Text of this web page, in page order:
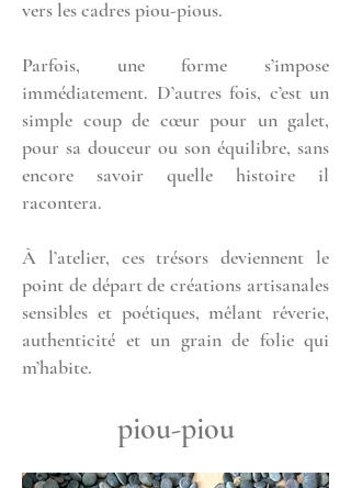
vers les cadres piou-pious.
Parfois, une forme s’impose
immédiatement. D’autres fois, c’est un
simple coup de cœur pour un galet,
pour sa douceur ou son équilibre, sans
encore savoir quelle histoire il
racontera.
À l’atelier, ces trésors deviennent le
point de départ de créations artisanales
sensibles et poétiques, mêlant rêverie,
authenticité et un grain de folie qui
m’habite.
piou-piou